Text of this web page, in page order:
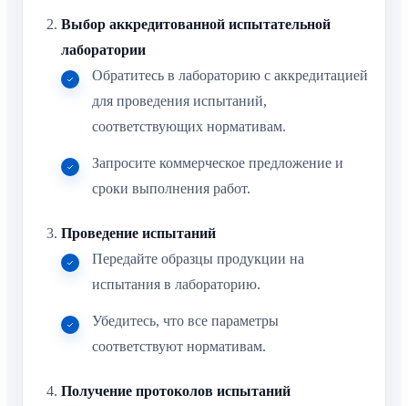
Выбор аккредитованной испытательной
лаборатории
Обратитесь в лабораторию с аккредитацией
для проведения испытаний,
соответствующих нормативам.
Запросите коммерческое предложение и
сроки выполнения работ.
Проведение испытаний
Передайте образцы продукции на
испытания в лабораторию.
Убедитесь, что все параметры
соответствуют нормативам.
Получение протоколов испытаний